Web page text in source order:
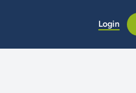
Login